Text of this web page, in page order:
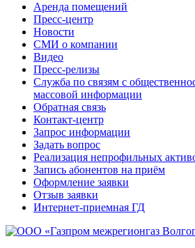
Аренда помещений
Пресс-центр
Новости
СМИ о компании
Видео
Пресс-релизы
Служба по связям с
массовой информации
Обратная связь
Контакт-центр
Запрос информации
Задать вопрос
Реализация непрофильных
Запись абонентов на приём
Оформление заявки
Отзыв заявки
Интернет-приемная ГД